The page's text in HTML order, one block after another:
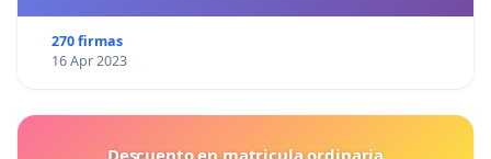
270 firmas
16 Apr 2023